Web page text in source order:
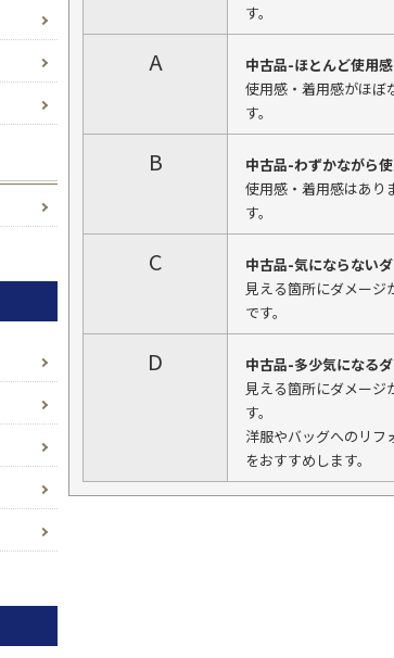
す。
A
中古品-ほとんど使用
使用感・着用感がほぼ
す。
B
中古品-わずかながら
使用感・着用感はあり
す。
C
中古品-気にならない
見える箇所にダメージ
です。
D
中古品-多少気になる
見える箇所にダメージ
す。
洋服やバッグへのリフ
をおすすめします。